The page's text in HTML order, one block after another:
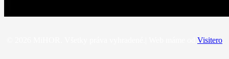
Visitero